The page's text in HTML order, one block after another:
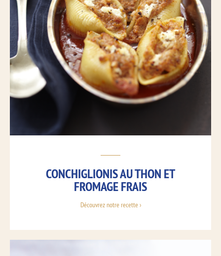
CONCHIGLIONIS AU THON ET
FROMAGE FRAIS
Découvrez notre recette ›